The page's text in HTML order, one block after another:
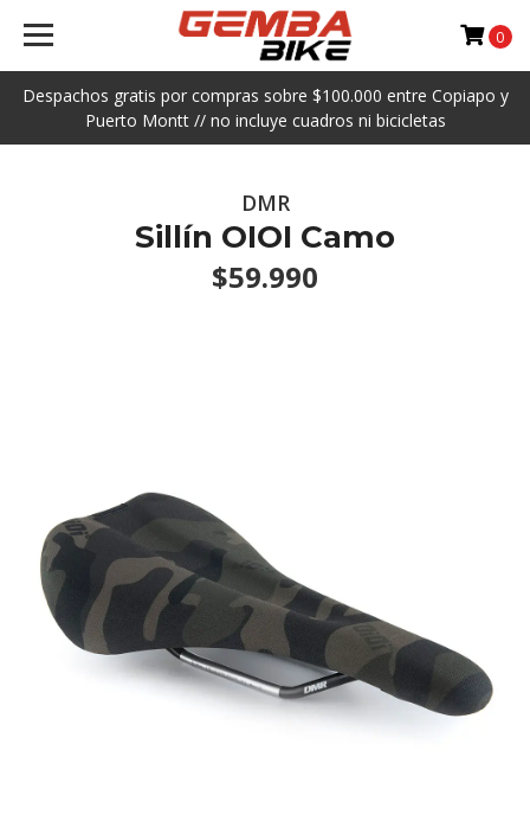
Despachos gratis por compras sobre $100.000 entre Copiapo y
Puerto Montt // no incluye cuadros ni bicicletas
0
DMR
Sillín OIOI Camo
$59.990